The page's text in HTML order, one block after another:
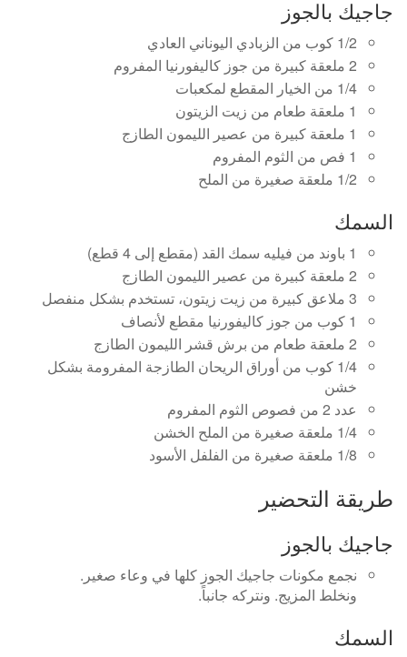
جاجيك بالجوز
1/2 كوب من الزبادي اليوناني العادي
2 ملعقة كبيرة من جوز كاليفورنيا المفروم
1/4 من الخيار المقطع لمكعبات
1 ملعقة طعام من زيت الزيتون
1 ملعقة كبيرة من عصير الليمون الطازج
1 فص من الثوم المفروم
1/2 ملعقة صغيرة من الملح
السمك
1 باوند من فيليه سمك القد (مقطع إلى 4 قطع)
2 ملعقة كبيرة من عصير الليمون الطازج
3 ملاعق كبيرة من زيت زيتون، تستخدم بشكل منفصل
1 كوب من جوز كاليفورنيا مقطع لأنصاف
2 ملعقة طعام من برش قشر الليمون الطازج
1/4 كوب من أوراق الريحان الطازجة المفرومة بشكل
خشن
عدد 2 من فصوص الثوم المفروم
1/4 ملعقة صغيرة من الملح الخشن
1/8 ملعقة صغيرة من الفلفل الأسود
طريقة التحضير
جاجيك بالجوز
نجمع مكونات جاجيك الجوز كلها في وعاء صغير.
ونخلط المزيج. ونتركه جانباً.
السمك